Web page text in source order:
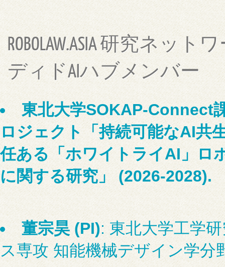
ROBOLAW.ASIA 研究ネッ
ディドAIハブメンバー
東北大学SOKAP-Connect
ロジェクト「持続可能なAI共
任ある「ホワイトライAI」ロ
に関する研究」 (2026-2028).
董宗昊 (PI): 東北大学工学
ス専攻 知能機械デザイン学分